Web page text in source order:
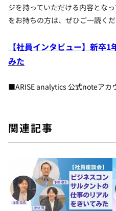
ジを持っていただける内容とな
をお持ちの方は、ぜひご一読くだ
【社員インタビュー】新卒
みた
■ARISE analytics 公式noteアカ
関連記事